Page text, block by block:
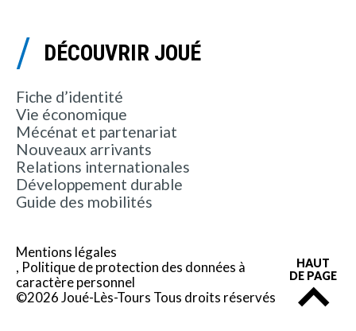
DÉCOUVRIR JOUÉ
Fiche d’identité
Vie économique
Mécénat et partenariat
Nouveaux arrivants
Relations internationales
Développement durable
Guide des mobilités
Mentions légales
Politique de protection des données à
caractère personnel
©2026 Joué-Lès-Tours Tous droits réservés
HAUT
DE PAGE